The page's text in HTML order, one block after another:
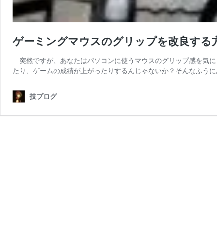
ゲーミングマウスのグリップを改良する
突然ですが、あなたはパソコンに使うマウスのグリップ感を気
たり、ゲームの成績が上がったりするんじゃないか？そんなふ
技プログ